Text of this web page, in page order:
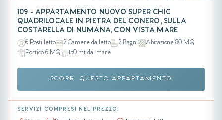
109 - APPARTAMENTO NUOVO SUPER CHIC
QUADRILOCALE IN PIETRA DEL CONERO, SULLA
COSTARELLA DI NUMANA, CON VISTA MARE
6 Posti letto 2 Camere da letto 2 Bagni
Abitazione 80 MQ
Portico 6 MQ
150 mt dal mare
SCOPRI QUESTO APPARTAMENTO
SERVIZI COMPRESI NEL PREZZO: